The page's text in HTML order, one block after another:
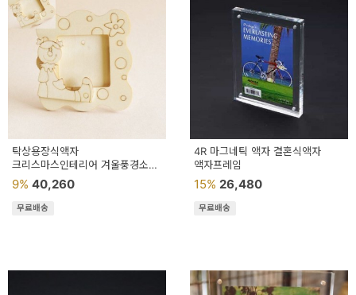
예
자
이
크
탁상용장식액자
크리스마스인테리어 겨울풍경소품
선물추천 포토액자
어린이액자프레임
어린이집액자꾸미기
9% 40,260
무료배송
4R 마그네틱 액자 결혼식액자
액자프레임
15% 26,480
무료배송